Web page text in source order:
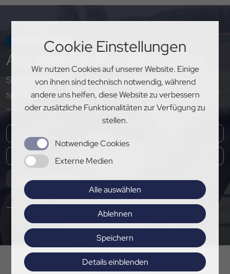
Cookie Einstellungen
Wir nutzen Cookies auf unserer Website. Einige
von ihnen sind technisch notwendig, während
andere uns helfen, diese Website zu verbessern
oder zusätzliche Funktionalitäten zur Verfügung zu
stellen.
Notwendige Cookies
Externe Medien
Alle auswählen
Ablehnen
Speichern
Details einblenden
NEWSLETTER
Auf bleiben
Sichere dir exklusive Einblicke, aktuelle Updates und
spannende Neuigkeiten rund um den PSV Hannover
– melde dich jetzt für unseren Newsletter an!
Abonnieren
Hier Pressemitteilungen abonnieren